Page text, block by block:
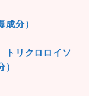
分）
トリクロロイソ